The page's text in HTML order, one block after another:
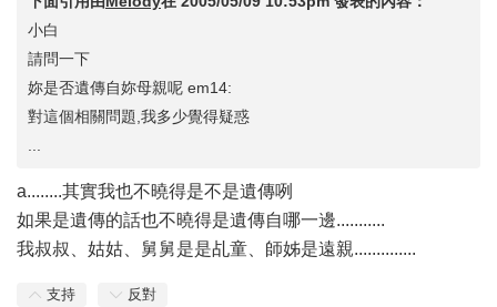
小白
請問一下
妳是否遺傳自妳母親呢 em14:
對這個相關問題,我多少覺得疑惑
a........其實我也不曉得是不是遺傳咧
如果是遺傳的話也不曉得是遺傳自哪一邊...........
我叔叔、姑姑、舅舅是是乩童、師姊是遠親..............
支持 反對